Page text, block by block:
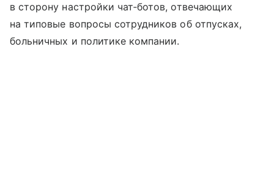
в сторону настройки чат‑ботов, отвечающих
на типовые вопросы сотрудников об отпусках,
больничных и политике компании.